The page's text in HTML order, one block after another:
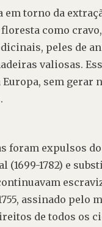
em torno da
como cravo,
peles de
valiosas.
sem gerar
foram expulsos
(1699-1782) e
assinado pelo
de todos os